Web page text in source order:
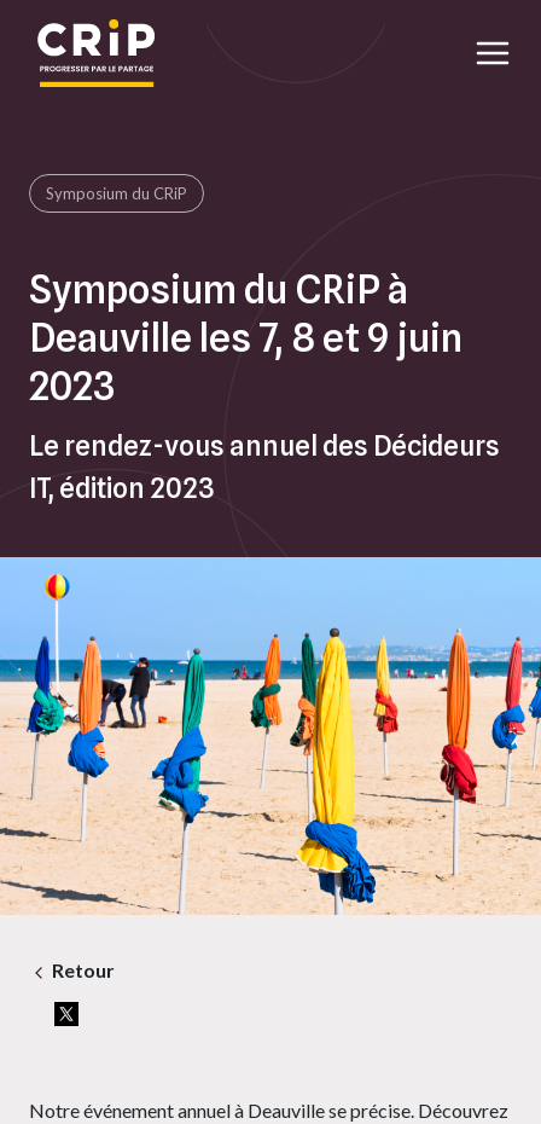
Symposium du CRiP
Symposium du CRiP à
Deauville les 7, 8 et 9 juin
2023
Le rendez-vous annuel des Décideurs
IT, édition 2023
Retour
Notre événement annuel à Deauville se précise. Découvrez